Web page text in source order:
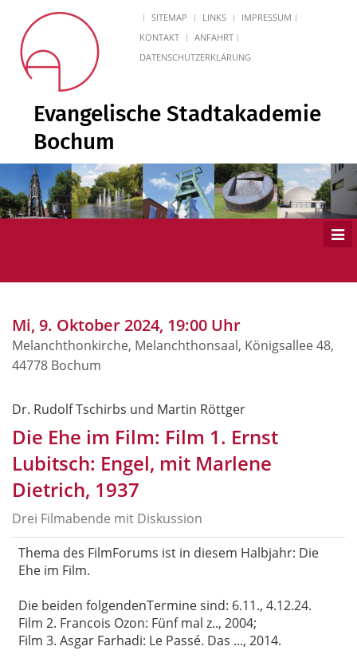
SITEMAP LINKS
IMPRESSUM
KONTAKT
ANFAHRT
DATENSCHUTZERKLÄRUNG
Evangelische Stadtakademie
Bochum
Mi, 9. Oktober 2024, 19:00 Uhr
Melanchthonkirche, Melanchthonsaal, Königsallee 48,
44778 Bochum
Dr. Rudolf Tschirbs und Martin Röttger
Die Ehe im Film: Film 1. Ernst
Lubitsch: Engel, mit Marlene
Dietrich, 1937
Drei Filmabende mit Diskussion
Thema des FilmForums ist in diesem Halbjahr: Die
Ehe im Film.
Die beiden folgendenTermine sind: 6.11., 4.12.24.
Film 2. Francois Ozon: Fünf mal z.., 2004;
Film 3. Asgar Farhadi: Le Passé. Das ..., 2014.